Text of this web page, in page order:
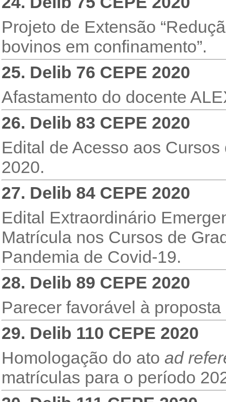
Projeto de Extensão
bovinos em confinamento”.
25. Delib 76 CEPE 2020
Afastamento do docente
26. Delib 83 CEPE 2020
Edital de Acesso aos
2020.
27. Delib 84 CEPE 2020
Edital Extraordinário
Matrícula nos Cursos de
Pandemia de Covid-19.
28. Delib 89 CEPE 2020
Parecer favorável à
29. Delib 110 CEPE 2020
Homologação do ato ad
matrículas para o período